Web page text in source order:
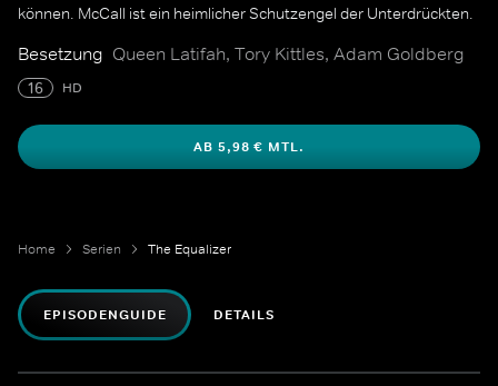
können. McCall ist ein heimlicher Schutzengel der Unterdrückten.
Besetzung Queen Latifah, Tory Kittles, Adam Goldberg
16 HD
AB 5,98 € MTL.
Home Serien The Equalizer
EPISODENGUIDE DETAILS